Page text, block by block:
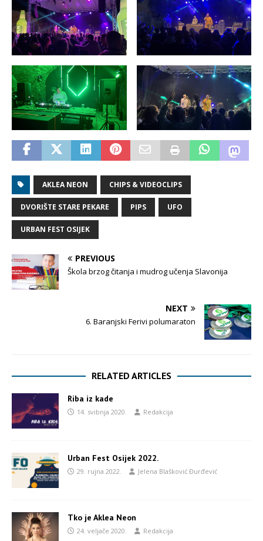
AKLEA NEON CHIPS & VIDEOCLIPS
DVORIŠTE STARE PEKARE PIPS UFO
URBAN FEST OSIJEK
PREVIOUS
Škola brzog čitanja i mudrog učenja Slavonija
NEXT
6. Baranjski Ferivi polumaraton
RELATED ARTICLES
Riba iz kade
14. svibnja 2020. Redakcija
Urban Fest Osijek 2022.
29. rujna 2022. Jelena Blašković Đurđević
Tko je Aklea Neon
24. veljače 2020. Redakcija